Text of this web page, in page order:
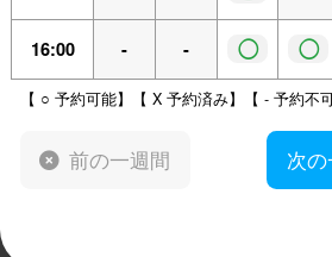
16:00 - - ◯ ◯
【 ○ 予約可能】【 X 予約済み】【 - 予約不可
前の一週間 次